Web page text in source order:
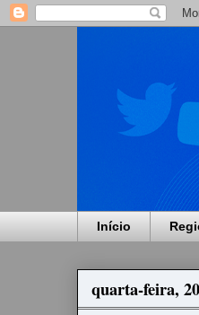
Início
quarta-feira,